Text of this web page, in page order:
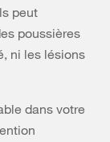
peut
poussières
ni les lésions
dans votre